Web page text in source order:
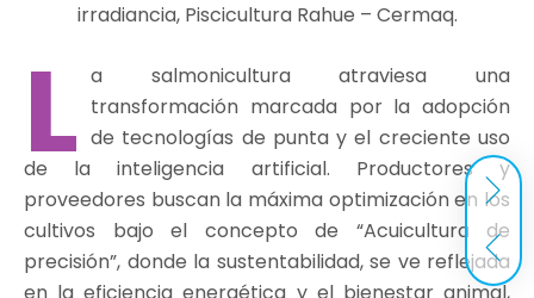
irradiancia, Piscicultura Rahue – Cermaq.
L a salmonicultura atraviesa una
transformación marcada por la adopción
de tecnologías de punta y el creciente uso
de la inteligencia artificial. Productores y
proveedores buscan la máxima optimización en los
cultivos bajo el concepto de “Acuicultura de
precisión”, donde la sustentabilidad, se ve reflejada